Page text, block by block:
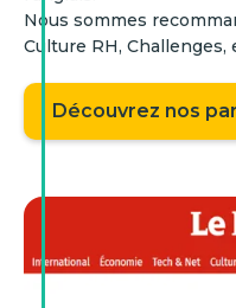
Nous sommes
Culture RH, Challenges,
Découvrez nos